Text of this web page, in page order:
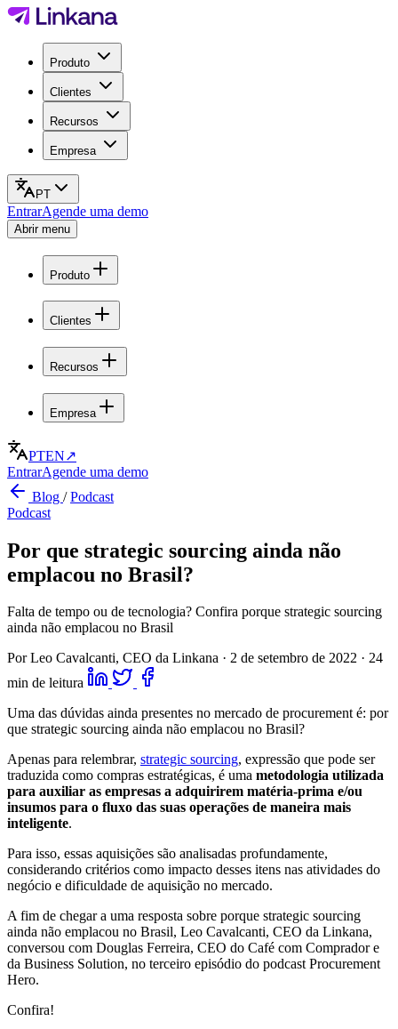
Produto
Clientes
Recursos
Empresa
PT
EntrarAgende uma demo
Abrir menu
Produto
Clientes
Recursos
Empresa
PTEN↗
EntrarAgende uma demo
Blog /Podcast
Podcast
Por que strategic sourcing ainda não
emplacou no Brasil?
Falta de tempo ou de tecnologia? Confira porque strategic sourcing
ainda não emplacou no Brasil
Por Leo Cavalcanti, CEO da Linkana · 2 de setembro de 2022 · 24
min de leitura
Uma das dúvidas ainda presentes no mercado de procurement é: por
que strategic sourcing ainda não emplacou no Brasil?
Apenas para relembrar, strategic sourcing, expressão que pode ser
traduzida como compras estratégicas, é uma metodologia utilizada
para auxiliar as empresas a adquirirem matéria-prima e/ou
insumos para o fluxo das suas operações de maneira mais
inteligente.
Para isso, essas aquisições são analisadas profundamente,
considerando critérios como impacto desses itens nas atividades do
negócio e dificuldade de aquisição no mercado.
A fim de chegar a uma resposta sobre porque strategic sourcing
ainda não emplacou no Brasil, Leo Cavalcanti, CEO da Linkana,
conversou com Douglas Ferreira, CEO do Café com Comprador e
da Business Solution, no terceiro episódio do podcast Procurement
Hero.
Confira!